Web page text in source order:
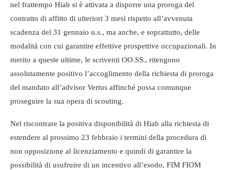
nel frattempo Hiab si è attivata a disporre una proroga del
contratto di affitto di ulteriori 3 mesi rispetto all’avvenuta
scadenza del 31 gennaio u.s., ma anche, e soprattutto, delle
modalità con cui garantire effettive prospettive occupazionali. In
merito a queste ultime, le scriventi OO.SS., ritengono
assolutamente positivo l’accoglimento della richiesta di proroga
del mandato all’advisor Vertus affinché possa comunque
proseguire la sua opera di scouting.
Nel riscontrare la positiva disponibilità di Hiab alla richiesta di
estendere al prossimo 23 febbraio i termini della procedura di
non opposizione al licenziamento e quindi di garantire la
possibilità di usufruire di un incentivo all’esodo, FIM FIOM